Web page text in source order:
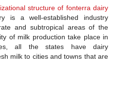
structure of fonterra dairy
is a well-established industry
and subtropical areas of the
of milk production take place in
all the states have dairy
milk to cities and towns that are